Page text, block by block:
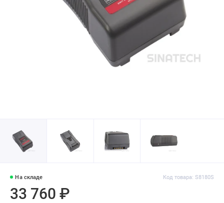
На складе Код товара: S8180S
33 760 ₽